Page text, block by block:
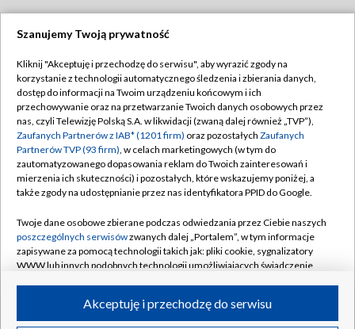
TVP
Abonament TVP
Emisja w TVP
Centrum informacji TVP
Naziemna Telewizja Cyfrowa
Rada Programowa
System NOS
Informacje o nadawcy
Program dla prasy
Regulamin TVP
Polityka prywatności
Moje zgody
Pomoc
Kontakt
Kanały
Szanujemy Twoją prywatność
Kliknij "Akceptuję i przechodzę do serwisu", aby wyrazić zgody na
korzystanie z technologii automatycznego śledzenia i zbierania danych,
dostęp do informacji na Twoim urządzeniu końcowym i ich
przechowywanie oraz na przetwarzanie Twoich danych osobowych przez
nas, czyli Telewizję Polską S.A. w likwidacji (zwaną dalej również „TVP”),
Zaufanych Partnerów z IAB* (1201 firm) oraz pozostałych Zaufanych
Partnerów TVP (93 firm), w celach marketingowych (w tym do
zautomatyzowanego dopasowania reklam do Twoich zainteresowań i
mierzenia ich skuteczności) i pozostałych, które wskazujemy poniżej, a
także zgody na udostępnianie przez nas identyfikatora PPID do Google.
Twoje dane osobowe zbierane podczas odwiedzania przez Ciebie naszych
poszczególnych serwisówzwanych dalej „Portalem”, w tym informacje
zapisywane za pomocą technologii takich jak: pliki cookie, sygnalizatory
WWW lub innych podobnych technologii umożliwiających świadczenie
ruchu w Internecie.Akceptuję i przechodzę do serwisu